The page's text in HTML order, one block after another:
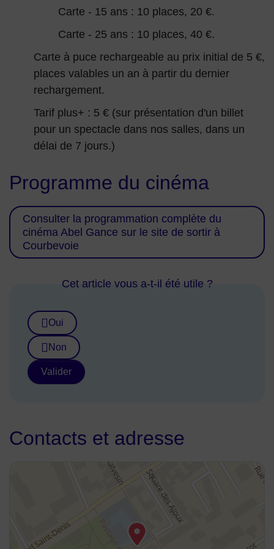
Carte - 15 ans : 10 places, 20 €.
Carte - 25 ans : 10 places, 40 €.
Carte à puce rechargeable au prix initial de 5 €,
places valables un an à partir du dernier
rechargement.
Tarif plus+ : 5 € (sur présentation d'un billet
pour un spectacle dans nos salles, dans un
délai de 7 jours.)
Programme du cinéma
Consulter la programmation complète du
cinéma Abel Gance sur le site de sortir à
Courbevoie
Cet article vous a-t-il été utile ?
Oui
Non
Valider
Contacts et adresse
48.90085817475804,2.2721205423302417